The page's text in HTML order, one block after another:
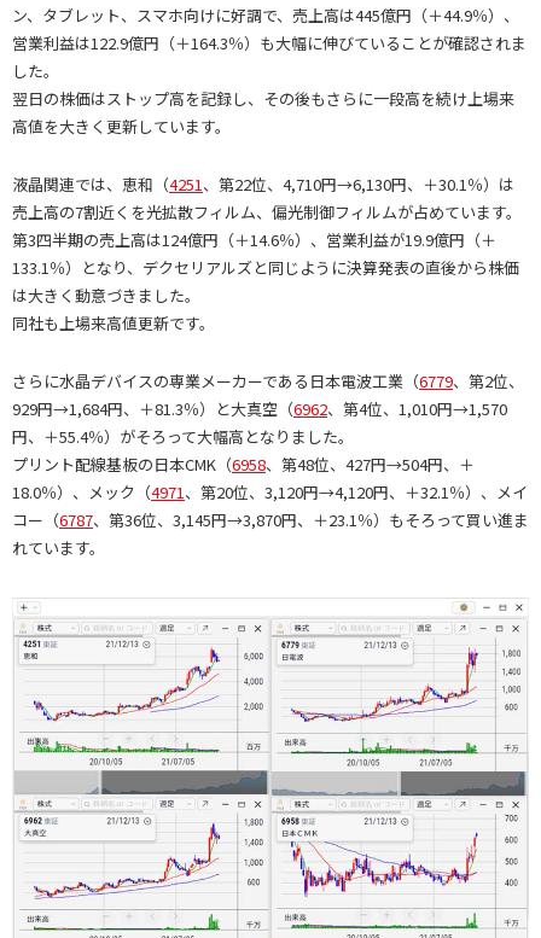
ン、タブレット、スマホ向けに好調で、売上高は445億円（＋44.9％）、
営業利益は122.9億円（＋164.3％）も大幅に伸びていることが確認されま
した。
翌日の株価はストップ高を記録し、その後もさらに一段高を続け上場来
高値を大きく更新しています。
液晶関連では、恵和（4251 、第22位、4,710円→6,130円、＋30.1％）は
売上高の7割近くを光拡散フィルム、偏光制御フィルムが占めています。
第3四半期の売上高は124億円（＋14.6％）、営業利益が19.9億円（＋
133.1％）となり、デクセリアルズと同じように決算発表の直後から株価
は大きく動意づきました。
同社も上場来高値更新です。
さらに水晶デバイスの専業メーカーである日本電波工業（6779、第2位、
929円→1,684円、＋81.3％）と大真空（6962、第4位、1,010円→1,570
円、＋55.4％）がそろって大幅高となりました。
プリント配線基板の日本CMK（6958、第48位、427円→504円、＋
18.0％）、メック（4971 、第20位、3,120円→4,120円、＋32.1％）、メイ
コー（6787、第36位、3,145円→3,870円、＋23.1％）もそろって買い進ま
れています。